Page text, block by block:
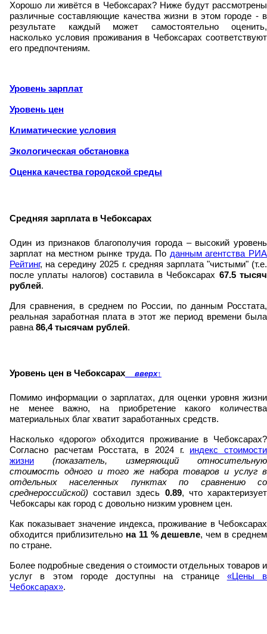
Хорошо ли живётся в Чебоксарах? Ниже будут рассмотрены
различные составляющие качества жизни в этом городе - в
результате каждый может самостоятельно оценить,
насколько условия проживания в Чебоксарах соответствуют
его предпочтениям.
Уровень зарплат
Уровень цен
Климатические условия
Экологическая обстановка
Оценка качества городской среды
Средняя зарплата в Чебоксарах
Один из признаков благополучия города – высокий уровень
зарплат на местном рынке труда. По данным агентства РИА
Рейтинг, на середину 2025 г. средняя зарплата "чистыми" (т.е.
после уплаты налогов) составила в Чебоксарах 67.5 тысяч
рублей.
Для сравнения, в среднем по России, по данным Росстата,
реальная заработная плата в этот же период времени была
равна86,4 тысячам рублей.
Уровень цен в Чебоксарах вверх↑
Помимо информации о зарплатах, для оценки уровня жизни
не менее важно, на приобретение какого количества
материальных благ хватит заработанных средств.
Насколько «дорого» обходится проживание в Чебоксарах?
Согласно расчетам Росстата, в 2024 г. индекс стоимости
жизни (показатель, измеряющий относительную
стоимость одного и того же набора товаров и услуг в
отдельных населенных пунктах по сравнению со
среднероссийской) составил здесь 0.89, что характеризует
Чебоксары как город с довольно низким уровнем цен.
Как показывает значение индекса, проживание в Чебоксарах
обходится приблизительнона 11% дешевле, чем в среднем
по стране.
Более подробные сведения о стоимости отдельных товаров и
услуг в этом городе доступны на странице «Цены в
Чебоксарах».